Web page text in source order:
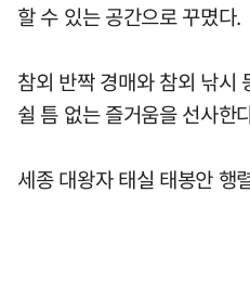
할 수 있는 공간으로 꾸몄다.
참외 반짝 경매와 참외 낚시
쉴 틈 없는 즐거움을 선사한
세종 대왕자 태실 태봉안 행